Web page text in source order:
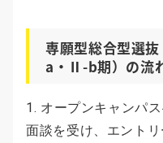
専願型総合型選
a・Ⅱ-b期）の流
1. オープンキャンパ
面談を受け、エント